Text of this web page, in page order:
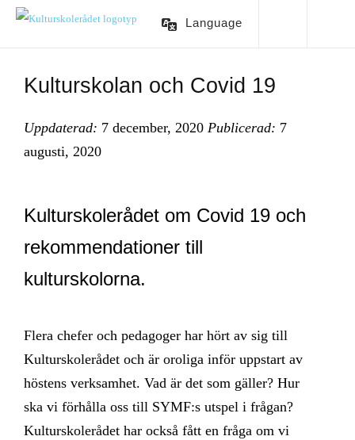
Language
Kulturskolan och Covid 19
Uppdaterad: 7 december, 2020 Publicerad: 7
augusti, 2020
Kulturskolerådet om Covid 19 och
rekommendationer till
kulturskolorna.
Flera chefer och pedagoger har hört av sig till
Kulturskolerådet och är oroliga inför uppstart av
höstens verksamhet. Vad är det som gäller? Hur
ska vi förhålla oss till SYMF:s utspel i frågan?
Kulturskolerådet har också fått en fråga om vi